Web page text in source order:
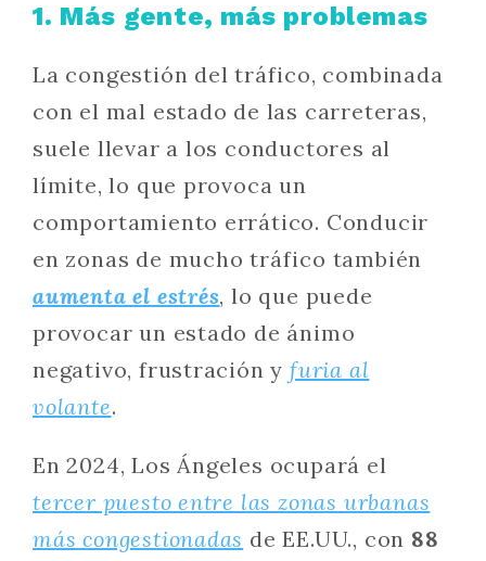
1. Más gente, más problemas
La congestión del tráfico, combinada
con el mal estado de las carreteras,
suele llevar a los conductores al
límite, lo que provoca un
comportamiento errático. Conducir
en zonas de mucho tráfico también
aumenta el estrés, lo que puede
provocar un estado de ánimo
negativo, frustración yfuria al
volante.
En 2024, Los Ángeles ocupará el
tercer puesto entre las zonas urbanas
más congestionadas de EE.UU., con 88